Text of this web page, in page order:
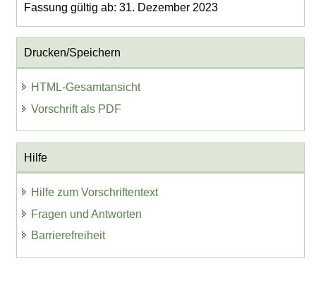
Fassung gültig ab: 31. Dezember 2023
Drucken/Speichern
HTML-Gesamtansicht
Vorschrift als PDF
Hilfe
Hilfe zum Vorschriftentext
Fragen und Antworten
Barrierefreiheit